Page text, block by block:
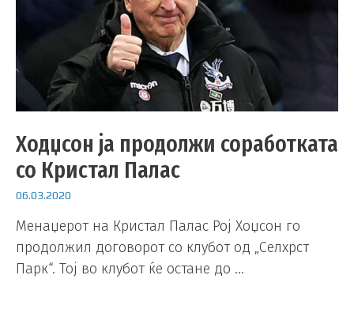
Ходџсон ја продолжи соработката
со Кристал Палас
06.03.2020
Менаџерот на Кристал Палас Рој Хоџсон го
продолжил договорот со клубот од „Селхрст
Парк“. Тој во клубот ќе остане до …